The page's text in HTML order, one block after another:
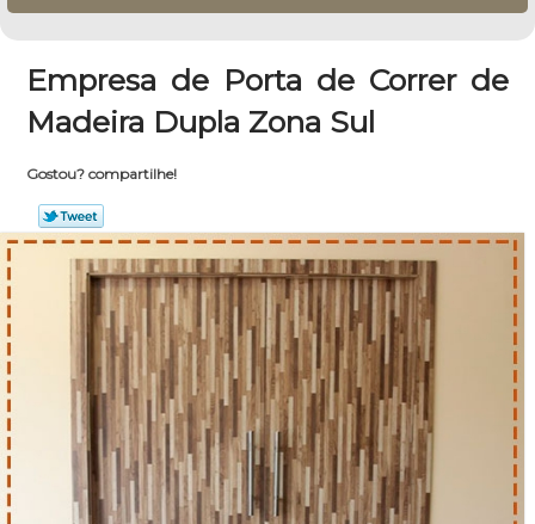
Empresa de Porta de Correr de
Madeira Dupla Zona Sul
Gostou? compartilhe!